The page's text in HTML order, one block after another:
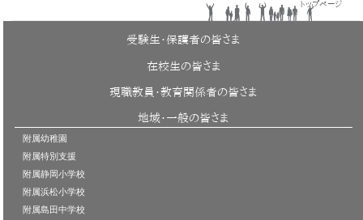
トップページ
受験生・保護者の皆さま
在校生の皆さま
現職教員・教育関係者の皆さま
地域・一般の皆さま
附属幼稚園
附属特別支援
附属静岡小学校
附属浜松小学校
附属島田中学校